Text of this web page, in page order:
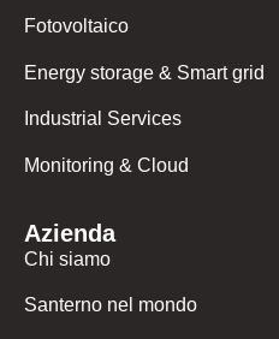
Fotovoltaico
Energy storage & Smart grid
Industrial Services
Monitoring & Cloud
Azienda
Chi siamo
Santerno nel mondo